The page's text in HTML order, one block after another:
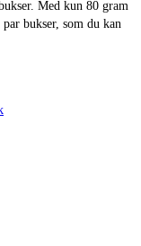
Med kun 80 gram
bukser, som du kan